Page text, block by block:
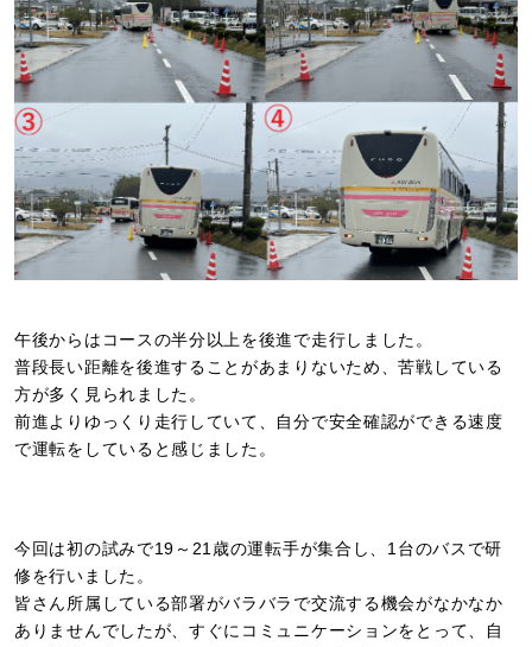
午後からはコースの半分以上を後進で走行しました。
普段長い距離を後進することがあまりないため、苦戦している
方が多く見られました。
前進よりゆっくり走行していて、自分で安全確認ができる速度
で運転をしていると感じました。
今回は初の試みで19～21歳の運転手が集合し、1台のバスで研
修を行いました。
皆さん所属している部署がバラバラで交流する機会がなかなか
ありませんでしたが、すぐにコミュニケーションをとって、自